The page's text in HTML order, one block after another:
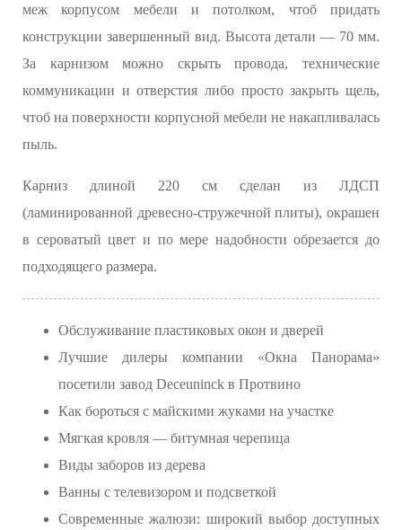
меж корпусом мебели и потолком, чтоб придать
конструкции завершенный вид. Высота детали — 70 мм.
За карнизом можно скрыть провода, технические
коммуникации и отверстия либо просто закрыть щель,
чтоб на поверхности корпусной мебели не накапливалась
пыль.
Карниз длиной 220 см сделан из ЛДСП
(ламинированной древесно-стружечной плиты), окрашен
в сероватый цвет и по мере надобности обрезается до
подходящего размера.
Обслуживание пластиковых окон и дверей
Лучшие дилеры компании «Окна Панорама»
посетили завод Deceuninck в Протвино
Как бороться с майскими жуками на участке
Мягкая кровля — битумная черепица
Виды заборов из дерева
Ванны с телевизором и подсветкой
Современные жалюзи: широкий выбор доступных